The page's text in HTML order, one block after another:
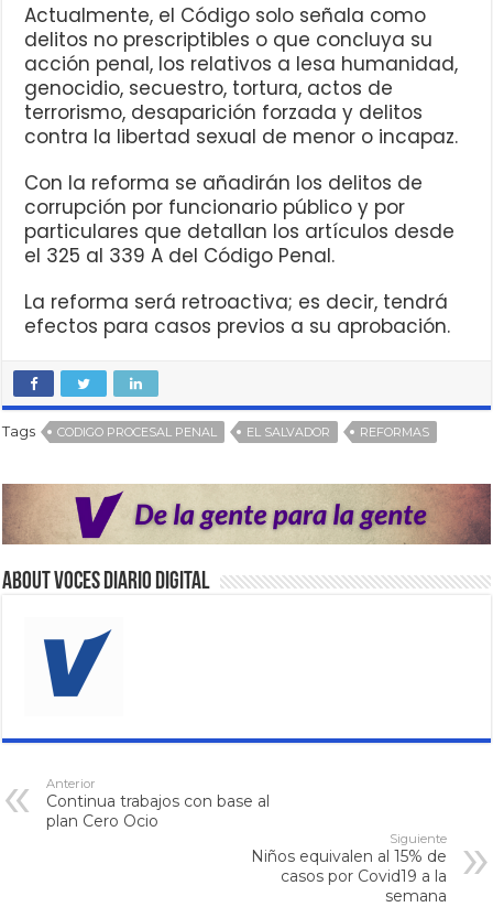
Actualmente, el Código solo señala como
delitos no prescriptibles o que concluya su
acción penal, los relativos a lesa humanidad,
genocidio, secuestro, tortura, actos de
terrorismo, desaparición forzada y delitos
contra la libertad sexual de menor o incapaz.
Con la reforma se añadirán los delitos de
corrupción por funcionario público y por
particulares que detallan los artículos desde
el 325 al 339 A del Código Penal.
La reforma será retroactiva; es decir, tendrá
efectos para casos previos a su aprobación.
Tags CODIGO PROCESAL PENAL EL SALVADOR REFORMAS
About VOCES Diario digital
Anterior
Continua trabajos con base al
plan Cero Ocio
Siguiente
Niños equivalen al 15% de
casos por Covid19 a la
semana